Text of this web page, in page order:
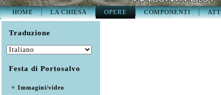
HOME LA CHIESA OPERE COMPONENTI
Traduzione
Festa di Portosalvo
Immagini/video